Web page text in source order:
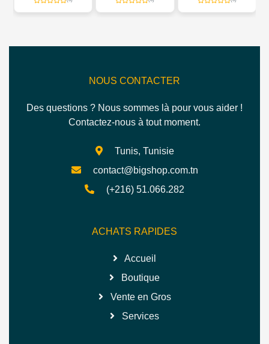
NOUS CONTACTER
Des questions ? Nous sommes là pour vous aider !
Contactez-nous à tout moment.
Tunis, Tunisie
contact@bigshop.com.tn
(+216) 51.066.282
ACHATS RAPIDES
Accueil
Boutique
Vente en Gros
Services